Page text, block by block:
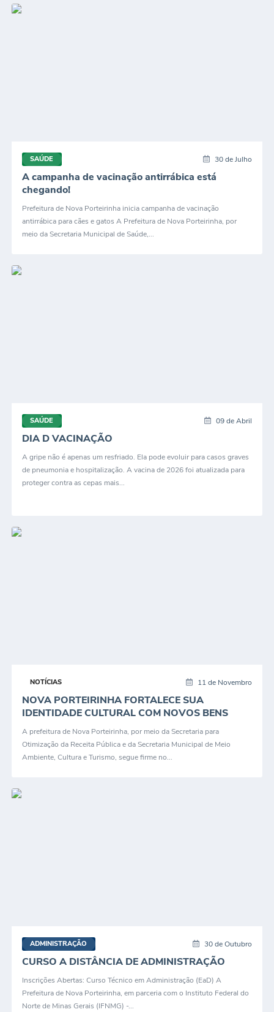
SAÚDE 30 de Julho
A campanha de vacinação antirrábica está
chegando!
Prefeitura de Nova Porteirinha inicia campanha de vacinação
antirrábica para cães e gatos A Prefeitura de Nova Porteirinha, por
meio da Secretaria Municipal de Saúde,...
SAÚDE 09 de Abril
DIA D VACINAÇÃO
A gripe não é apenas um resfriado. Ela pode evoluir para casos graves
de pneumonia e hospitalização. A vacina de 2026 foi atualizada para
proteger contra as cepas mais...
NOTÍCIAS 11 de Novembro
NOVA PORTEIRINHA FORTALECE SUA
IDENTIDADE CULTURAL COM NOVOS BENS
INVENTARIADOS...
A prefeitura de Nova Porteirinha, por meio da Secretaria para
Otimização da Receita Pública e da Secretaria Municipal de Meio
Ambiente, Cultura e Turismo, segue firme no...
ADMINISTRAÇÃO 30 de Outubro
CURSO A DISTÂNCIA DE ADMINISTRAÇÃO
Inscrições Abertas: Curso Técnico em Administração (EaD) A
Prefeitura de Nova Porteirinha, em parceria com o Instituto Federal do
Norte de Minas Gerais (IFNMG) -...